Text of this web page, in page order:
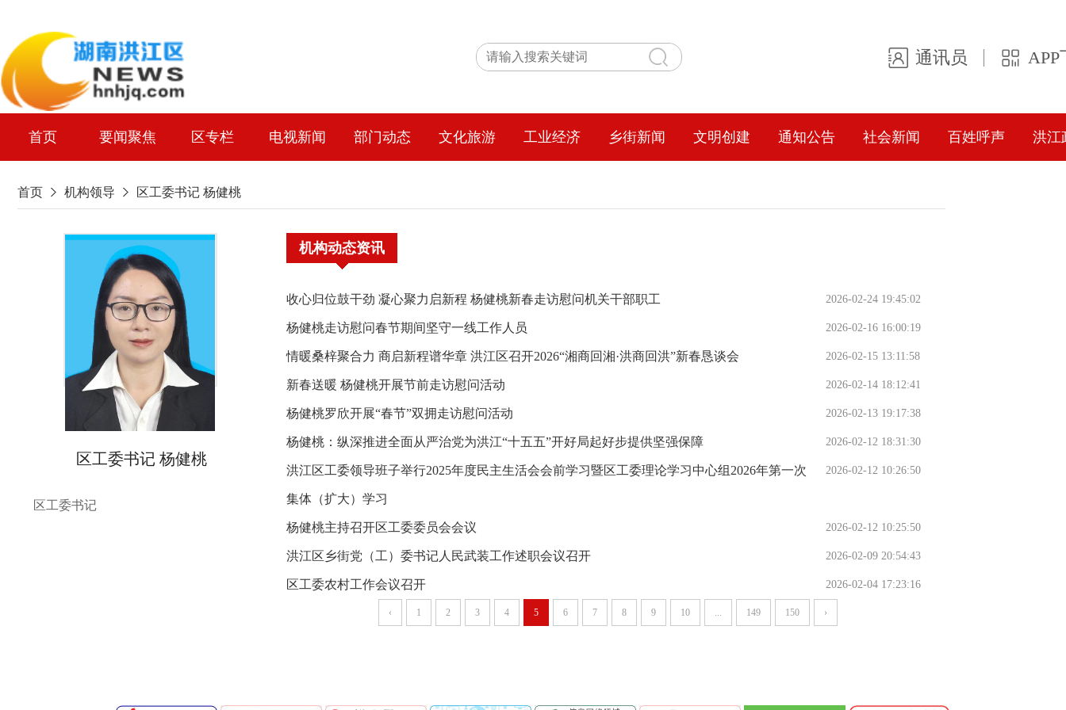
通讯员 APP
首页 要闻聚焦 区专栏 电视新闻 部门动态 文化旅游 工业经济 乡街新闻 文明创建 通知公告 社会新闻 百姓呼声 洪江
首页 机构领导 区工委书记 杨健桃
区工委书记 杨健桃
区工委书记
机构动态资讯
收心归位鼓干劲 凝心聚力启新程 杨健桃新春走访慰问机关干部职工 2026-02-24 19:45:02
杨健桃走访慰问春节期间坚守一线工作人员 2026-02-16 16:00:19
情暖桑梓聚合力 商启新程谱华章 洪江区召开2026“湘商回湘·洪商回洪”新春恳谈会 2026-02-15 13:11:58
新春送暖 杨健桃开展节前走访慰问活动 2026-02-14 18:12:41
杨健桃罗欣开展“春节”双拥走访慰问活动 2026-02-13 19:17:38
杨健桃：纵深推进全面从严治党为洪江“十五五”开好局起好步提供坚强保障 2026-02-12 18:31:30
洪江区工委领导班子举行2025年度民主生活会会前学习暨区工委理论学习中心组2026年第一次
集体（扩大）学习
2026-02-12 10:26:50
杨健桃主持召开区工委委员会会议 2026-02-12 10:25:50
洪江区乡街党（工）委书记人民武装工作述职会议召开 2026-02-09 20:54:43
区工委农村工作会议召开 2026-02-04 17:23:16
‹ 1 2 3 4 5 6 7 8 9 10 ... 149 150 ›